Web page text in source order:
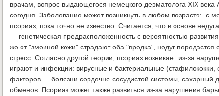
врачам, вопрос выдающегося немецкого дерматолога XIX
сегодня. Заболевание может возникнуть в любом возрасте: с
псориаз, пока точно не известно. Считается, что в основе
— генетическая предрасположенность с вероятностью
же от "змеиной кожи" страдают оба "предка", недуг
стресс. Согласно другой теории, псориаз возникает из-за
играют и инфекции: вирусные и бактериальные
факторов — болезни сердечно-сосудистой системы, сахарный
обменов. Псориаз может также развиться из-за нарушения